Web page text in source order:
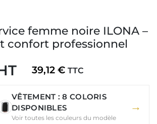
femme noire ILONA –
confort professionnel
39,12 € TTC
VÊTEMENT : 8 COLORIS
DISPONIBLES
Voir toutes les couleurs du modèle
→